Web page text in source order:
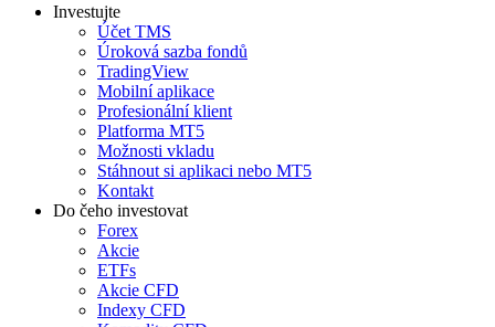
Investujte
Účet TMS
Úroková sazba fondů
TradingView
Mobilní aplikace
Profesionální klient
Platforma MT5
Možnosti vkladu
Stáhnout si aplikaci nebo MT5
Kontakt
Do čeho investovat
Forex
Akcie
ETFs
Akcie CFD
Indexy CFD